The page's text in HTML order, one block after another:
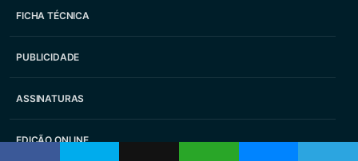
FICHA TÉCNICA
PUBLICIDADE
ASSINATURAS
EDIÇÃO ONLINE